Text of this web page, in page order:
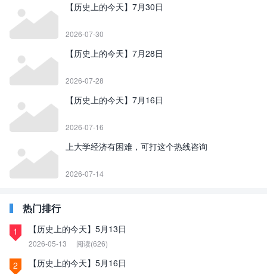
【历史上的今天】7月30日
2026-07-30
【历史上的今天】7月28日
2026-07-28
【历史上的今天】7月16日
2026-07-16
上大学经济有困难，可打这个热线咨询
2026-07-14
热门排行
1 【历史上的今天】5月13日
2026-05-13 阅读(626)
2 【历史上的今天】5月16日